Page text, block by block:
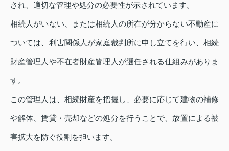
され、適切な管理や処分の必要性が示されています。
相続人がいない、または相続人の所在が分からない不動産に
ついては、利害関係人が家庭裁判所に申し立てを行い、相続
財産管理人や不在者財産管理人が選任される仕組みがありま
す。
この管理人は、相続財産を把握し、必要に応じて建物の補修
や解体、賃貸・売却などの処分を行うことで、放置による被
害拡大を防ぐ役割を担います。